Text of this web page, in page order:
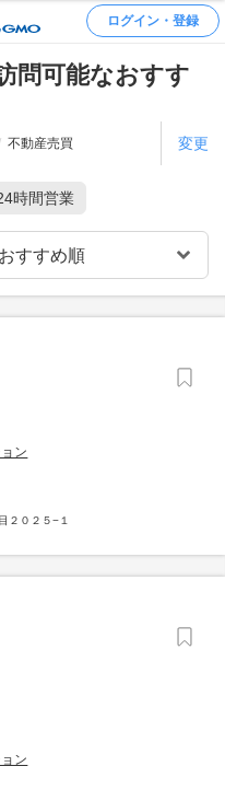
ログイン・登録
問可能なおすす
不動産売買 変更
時間営業
ン
２０２５−１
ン